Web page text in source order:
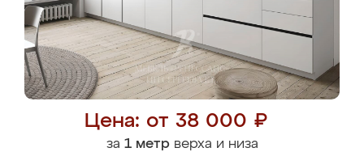
Цена: от 38 000 ₽
за 1 метрверха и низа